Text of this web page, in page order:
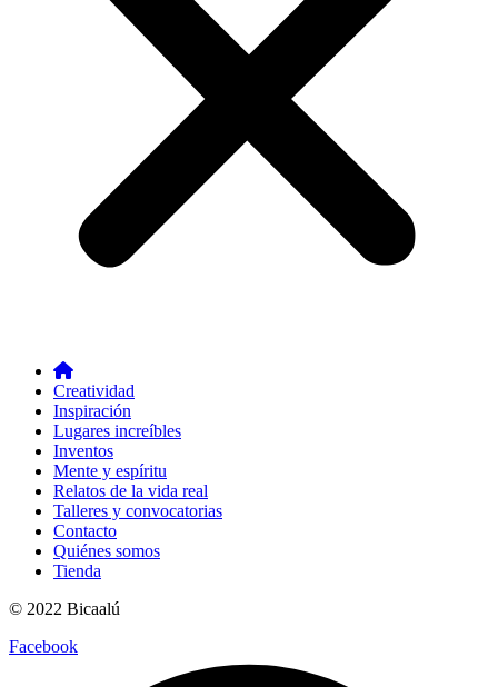
Creatividad
Inspiración
Lugares increíbles
Inventos
Mente y espíritu
Relatos de la vida real
Talleres y convocatorias
Contacto
Quiénes somos
Tienda
© 2022 Bicaalú
Facebook